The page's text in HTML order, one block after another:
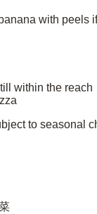
with peels
within the reach
to seasonal